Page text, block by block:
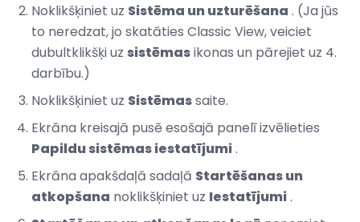
Noklikšķiniet uz Sistēma un uzturēšana . (Ja jūs
to neredzat, jo skatāties Classic View, veiciet
dubultklikšķi uz sistēmasikonas un pārejiet uz 4.
darbību.)
Noklikšķiniet uz Sistēmassaite.
Ekrāna kreisajā pusē esošajā panelī izvēlieties
Papildu sistēmas iestatījumi.
Ekrāna apakšdaļā sadaļā Startēšanas un
atkopšana noklikšķiniet uz Iestatījumi.